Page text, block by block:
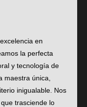
en
la perfecta
y tecnología de
única,
inigualable. Nos
trasciende lo